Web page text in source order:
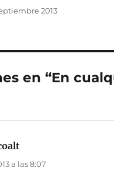
2013
en “En
a las 8:07